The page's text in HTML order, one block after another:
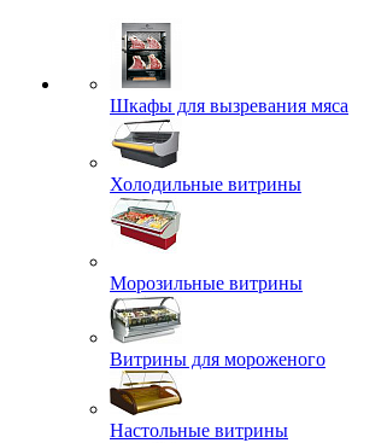
Шкафы для вызревания мяса
Холодильные витрины
Морозильные витрины
Витрины для мороженого
Настольные витрины